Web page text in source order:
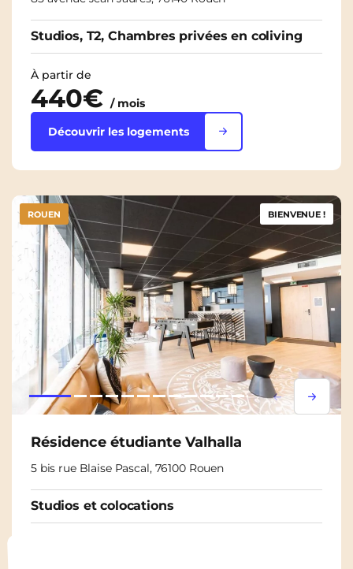
Studios, T2, Chambres privées en coliving
À partir de
440€ / mois
Découvrir les logements
Lorem ipsum
Lorem
ROUEN BIENVENUE !
Résidence étudiante Valhalla
5 bis rue Blaise Pascal, 76100 Rouen
Studios et colocations